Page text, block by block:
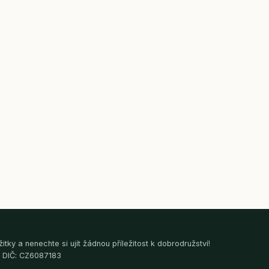
a nenechte si ujít žádnou příležitost k dobrodružství!
CZ6087183